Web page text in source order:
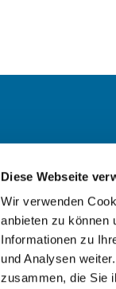
Diese Webseite
Wir verwenden
anbieten zu können
Informationen zu
und Analysen
zusammen, die Sie